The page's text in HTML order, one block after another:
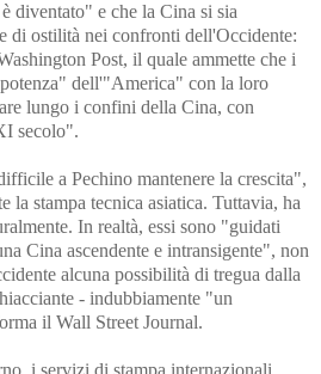
diventato" e che la Cina si sia
di ostilità nei confronti dell'Occidente:
Post, il quale ammette che i
dell'"America" con la loro
lungo i confini della Cina, con
secolo".
a Pechino mantenere la crescita",
la stampa tecnica asiatica. Tuttavia, ha
In realtà, essi sono "guidati
Cina ascendente e intransigente", non
alcuna possibilità di tregua dalla
- indubbiamente "un
il Wall Street Journal.